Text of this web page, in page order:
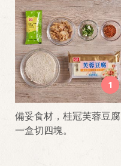
1
備妥食材，桂冠芙蓉豆腐
一盒切四塊。